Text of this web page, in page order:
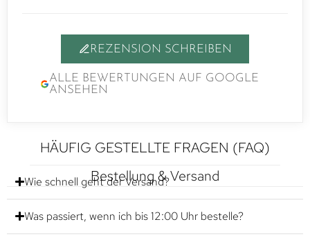
REZENSION SCHREIBEN
ALLE BEWERTUNGEN AUF GOOGLE
ANSEHEN
HÄUFIG GESTELLTE FRAGEN (FAQ)
Bestellung & Versand
Wie schnell geht der Versand?
Was passiert, wenn ich bis 12:00 Uhr bestelle?